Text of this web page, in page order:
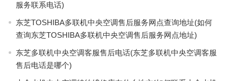
服务联系电话)
东芝TOSHIBA多联机中央空调售后服务网点查询地址(如何
查询东芝TOSHIBA多联机中央空调售后服务网点地址)
东芝多联机中央空调客服售后电话(东芝多联机中央空调客服
售后电话是哪个)